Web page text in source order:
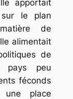
apportait
sur le plan
de
alimentait
de
pays peu
féconds
une place